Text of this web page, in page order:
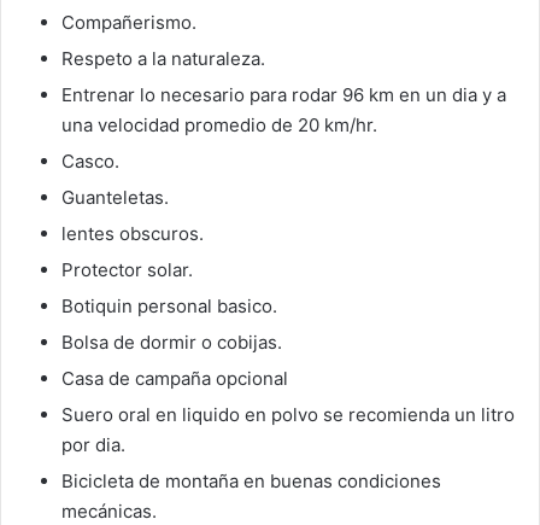
Compañerismo.
Respeto a la naturaleza.
Entrenar lo necesario para rodar 96 km en un dia y a
una velocidad promedio de 20 km/hr.
Casco.
Guanteletas.
lentes obscuros.
Protector solar.
Botiquin personal basico.
Bolsa de dormir o cobijas.
Casa de campaña opcional
Suero oral en liquido en polvo se recomienda un litro
por dia.
Bicicleta de montaña en buenas condiciones
mecánicas.